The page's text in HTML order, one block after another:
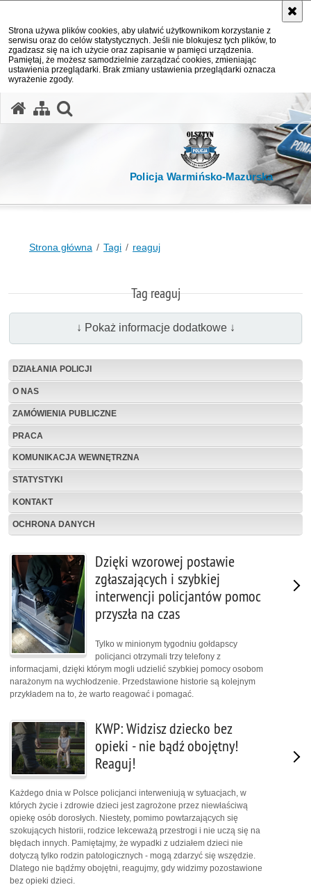
Strona używa plików cookies, aby ułatwić użytkownikom korzystanie z
serwisu oraz do celów statystycznych. Jeśli nie blokujesz tych plików, to
zgadzasz się na ich użycie oraz zapisanie w pamięci urządzenia.
Pamiętaj, że możesz samodzielnie zarządzać cookies, zmieniając
ustawienia przeglądarki. Brak zmiany ustawienia przeglądarki oznacza
wyrażenie zgody.
Policja Warmińsko-Mazurska
Strona główna Tagi reaguj
Tag reaguj
↓ Pokaż informacje dodatkowe ↓
DZIAŁANIA POLICJI
O NAS
ZAMÓWIENIA PUBLICZNE
PRACA
KOMUNIKACJA WEWNĘTRZNA
STATYSTYKI
KONTAKT
OCHRONA DANYCH
Dzięki wzorowej postawie
zgłaszających i szybkiej
interwencji policjantów pomoc
przyszła na czas
Tylko w minionym tygodniu gołdapscy
policjanci otrzymali trzy telefony z
informacjami, dzięki którym mogli udzielić szybkiej pomocy osobom
narażonym na wychłodzenie. Przedstawione historie są kolejnym
przykładem na to, że warto reagować i pomagać.
KWP: Widzisz dziecko bez
opieki - nie bądź obojętny!
Reaguj!
Każdego dnia w Polsce policjanci interweniują w sytuacjach, w
których życie i zdrowie dzieci jest zagrożone przez niewłaściwą
opiekę osób dorosłych. Niestety, pomimo powtarzających się
szokujących historii, rodzice lekceważą przestrogi i nie uczą się na
błędach innych. Pamiętajmy, że wypadki z udziałem dzieci nie
dotyczą tylko rodzin patologicznych - mogą zdarzyć się wszędzie.
Dlatego nie bądźmy obojętni, reagujmy, gdy widzimy pozostawione
bez opieki dzieci.